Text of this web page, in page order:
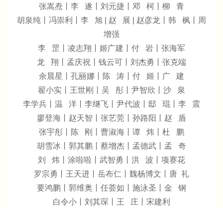
张嵩焘丨李 遂丨刘元捷丨邓 柯丨柳 青
胡泉纯丨冯崇利丨李 旭 | 赵 展 | 赵彦龙丨韩 枫丨周
增强
李 罡丨凌志翔丨姬广建丨付 岩丨张海军
龙 翔丨孟庆祝丨钱云可丨刘杰勇丨张克端
余晨星丨孔丽娜丨陈 涛丨付 姬丨广 建
翟小实丨王世刚丨吴 彤丨尹智欣丨沙 泉
李学兵丨温 洋丨李继飞丨尹代波丨邸 琨丨李 震
廖登海丨赵天智丨张艺莞丨孙路阳丨赵 盾
张宇彤丨陈 刚丨曹淑海丨谭 炜丨杜 鹏
胡雪冰丨郭其鹏丨蔡增杰丨孟德武丨孟 奇
刘 炜丨涂啦啦丨武智勇丨洪 波丨项赛花
罗宗勇丨王天进丨岳布仁丨魏杨博文丨唐 礼
要鸿鹏丨郭维奥丨任荟如丨施泳圣丨金 钢
白令小丨刘其琛丨王 庄丨宋建利